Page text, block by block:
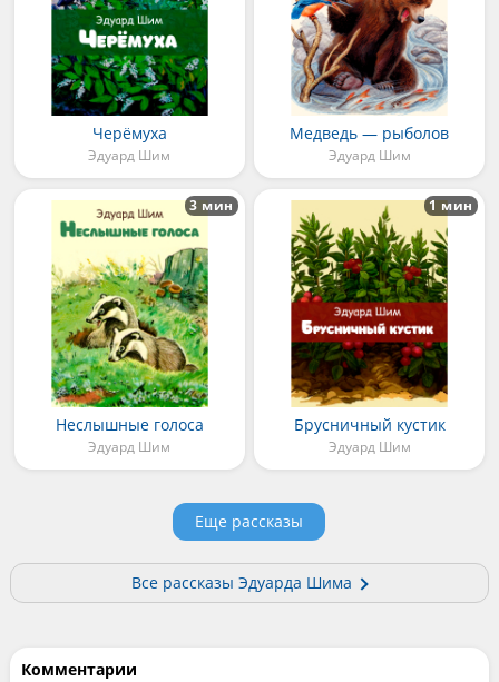
Черёмуха
Эдуард Шим
Медведь — рыболов
Эдуард Шим
Неслышные голоса
Эдуард Шим
3 мин
Брусничный кустик
Эдуард Шим
1 мин
Еще рассказы
Все рассказы Эдуарда Шима
Комментарии